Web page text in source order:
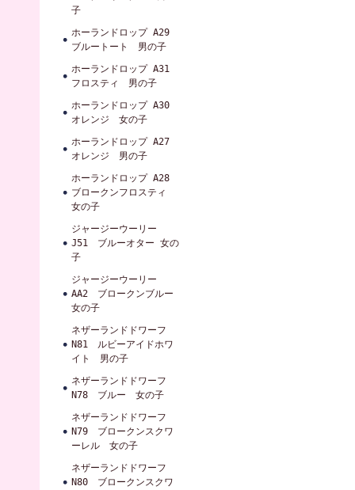
子
ホーランドロップ A29
ブルートート 男の子
ホーランドロップ A31
フロスティ 男の子
ホーランドロップ A30
オレンジ 女の子
ホーランドロップ A27
オレンジ 男の子
ホーランドロップ A28
ブロークンフロスティ
女の子
ジャージーウーリー
J51 ブルーオター 女の
子
ジャージーウーリー
AA2 ブロークンブルー
女の子
ネザーランドドワーフ
N81 ルビーアイドホワ
イト 男の子
ネザーランドドワーフ
N78 ブルー 女の子
ネザーランドドワーフ
N79 ブロークンスクワ
ーレル 女の子
ネザーランドドワーフ
N80 ブロークンスクワ